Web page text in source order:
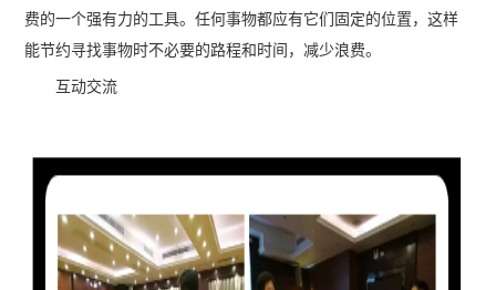
费的一个强有力的工具。任何事物都应有它们固定的位置，这样
能节约寻找事物时不必要的路程和时间，减少浪费。
互动交流